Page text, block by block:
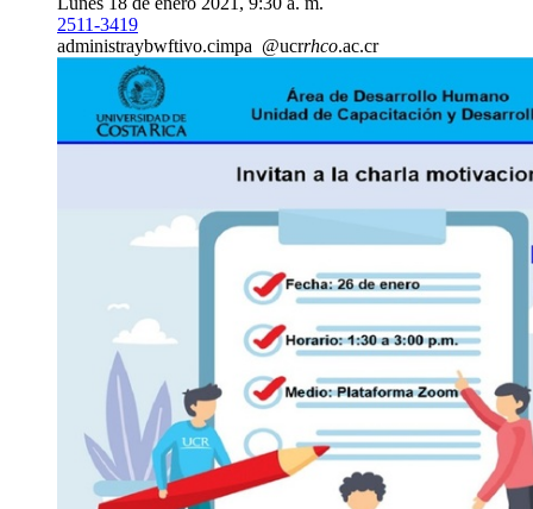
2511-3419
administraybwftivo.cimpa @ucrrhco.ac.cr